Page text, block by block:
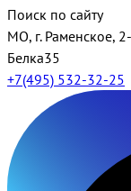
Поиск по сайту
МО, г. Раменское,
Белка35
+7(495) 532-32-25